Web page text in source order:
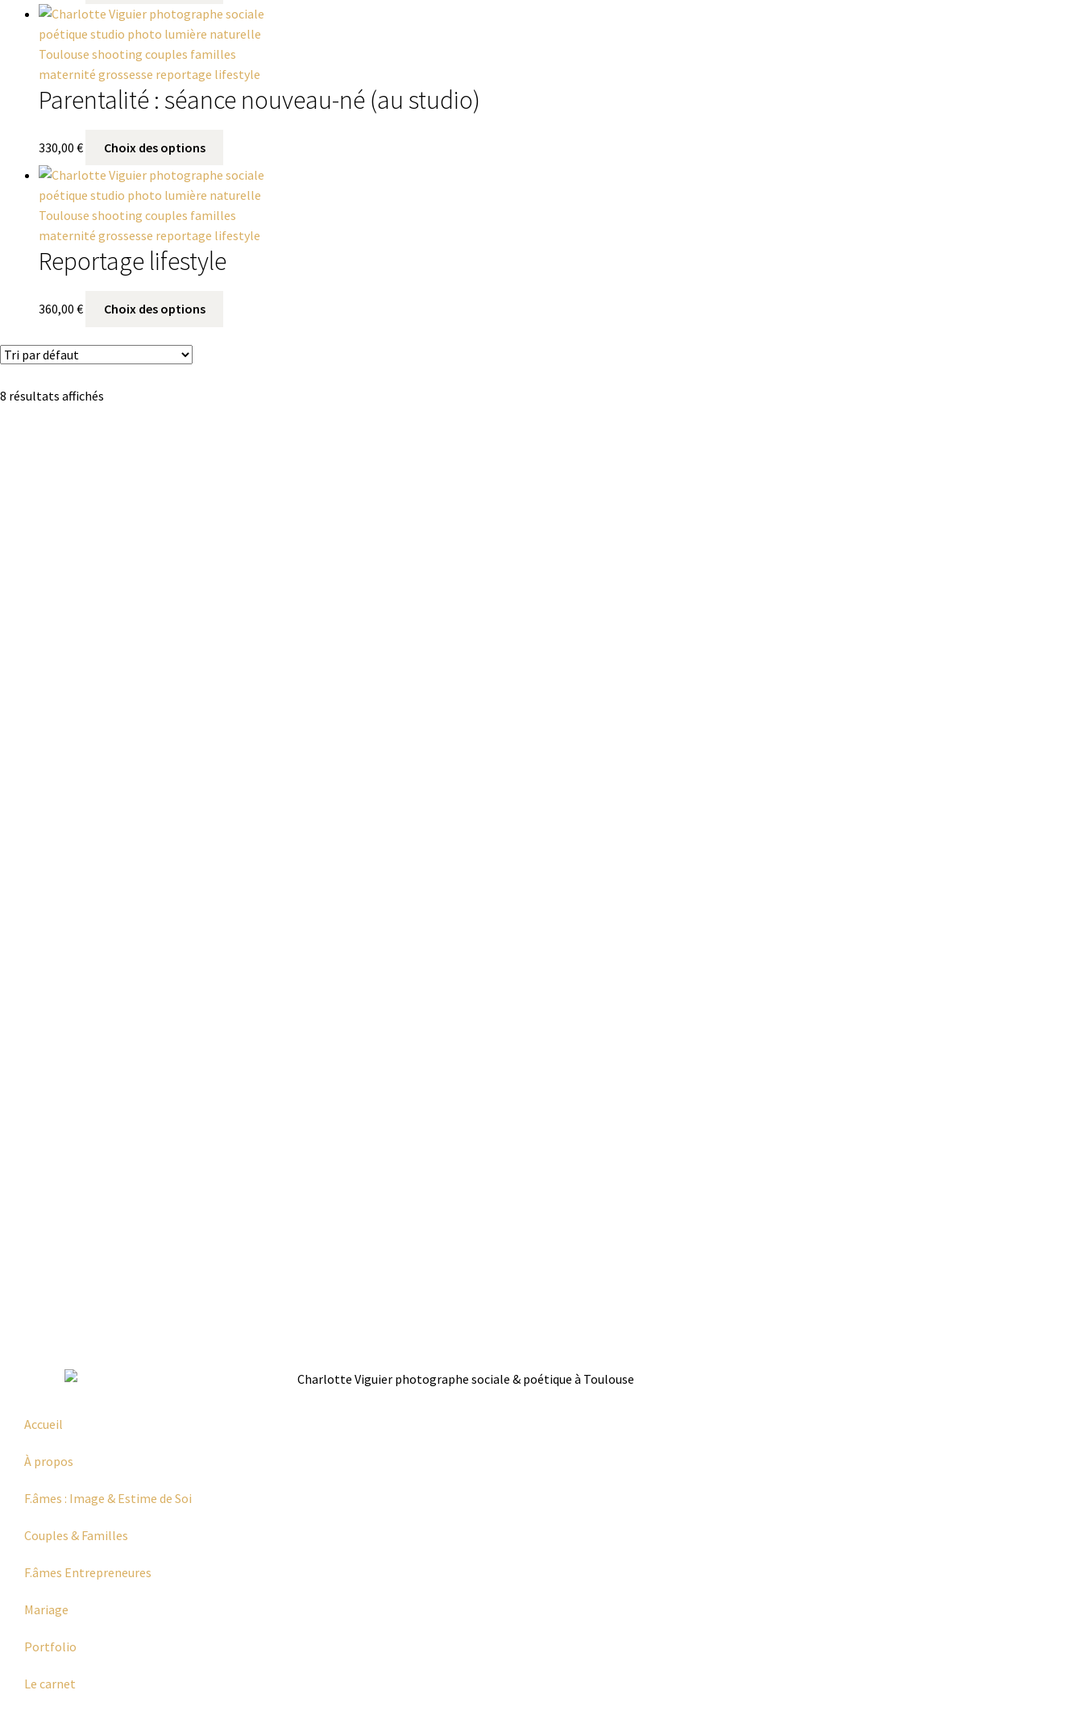
Parentalité : séance nouveau-né (au studio)
330,00 € Choix des options
Reportage lifestyle
360,00 € Choix des options
8 résultats affichés
Accueil
À propos
F.âmes : Image & Estime de Soi
Couples & Familles
F.âmes Entrepreneures
Mariage
Portfolio
Le carnet